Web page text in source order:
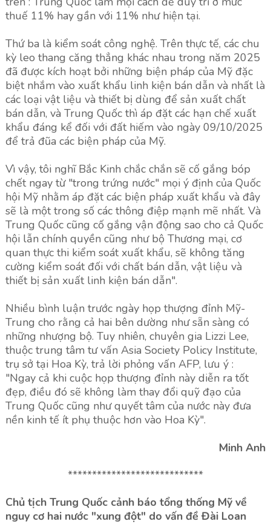
thuế 11% hay gần với 11% như hiện tại.
Thứ ba là kiểm soát công nghệ. Trên thực tế, các chu
kỳ leo thang căng thẳng khác nhau trong năm 2025
đã được kích hoạt bởi những biện pháp của Mỹ đặc
biệt nhắm vào xuất khẩu linh kiện bán dẫn và nhất là
các loại vật liệu và thiết bị dùng để sản xuất chất
bán dẫn, và Trung Quốc thì áp đặt các hạn chế xuất
khẩu đáng kể đối với đất hiếm vào ngày 09/10/2025
để trả đũa các biện pháp của Mỹ.
Vì vậy, tôi nghĩ Bắc Kinh chắc chắn sẽ cố gắng bóp
chết ngay từ "trong trứng nước" mọi ý định của Quốc
hội Mỹ nhằm áp đặt các biện pháp xuất khẩu và đây
sẽ là một trong số các thông điệp mạnh mẽ nhất. Và
Trung Quốc cũng cố gắng vận động sao cho cả Quốc
hội lẫn chính quyền cũng như bộ Thương mại, cơ
quan thực thi kiểm soát xuất khẩu, sẽ không tăng
cường kiểm soát đối với chất bán dẫn, vật liệu và
thiết bị sản xuất linh kiện bán dẫn".
Nhiều bình luận trước ngày họp thượng đỉnh Mỹ-
Trung cho rằng cả hai bên dường như sẵn sàng có
những nhượng bộ. Tuy nhiên, chuyên gia Lizzi Lee,
thuộc trung tâm tư vấn Asia Society Policy Institute,
trụ sở tại Hoa Kỳ, trả lời phỏng vấn AFP, lưu ý :
"Ngay cả khi cuộc họp thượng đỉnh này diễn ra tốt
đẹp, điều đó sẽ không làm thay đổi quỹ đạo của
Trung Quốc cũng như quyết tâm của nước này đưa
nền kinh tế ít phụ thuộc hơn vào Hoa Kỳ".
Minh Anh
****************************
Chủ tịch Trung Quốc cảnh báo tổng thống Mỹ về
nguy cơ hai nước "xung đột" do vấn đề Đài Loan